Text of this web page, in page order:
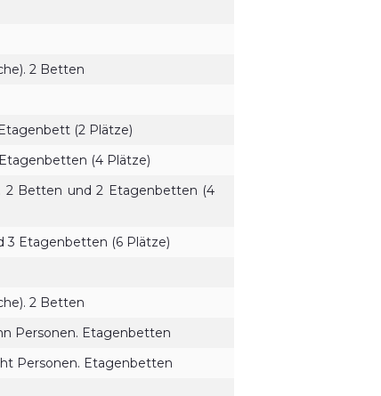
2 Betten
(2 Plätze)
(4 Plätze)
2 Betten und 2 Etagenbetten (4
3 Etagenbetten (6 Plätze)
2 Betten
Personen. Etagenbetten
Personen. Etagenbetten